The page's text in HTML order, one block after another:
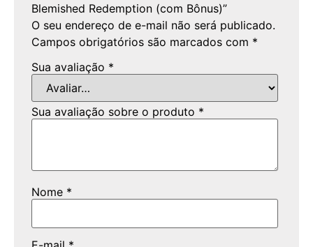
Blemished Redemption (com Bônus)”
O seu endereço de e-mail não será publicado.
Campos obrigatórios são marcados com *
Sua avaliação *
Sua avaliação sobre o produto *
Nome *